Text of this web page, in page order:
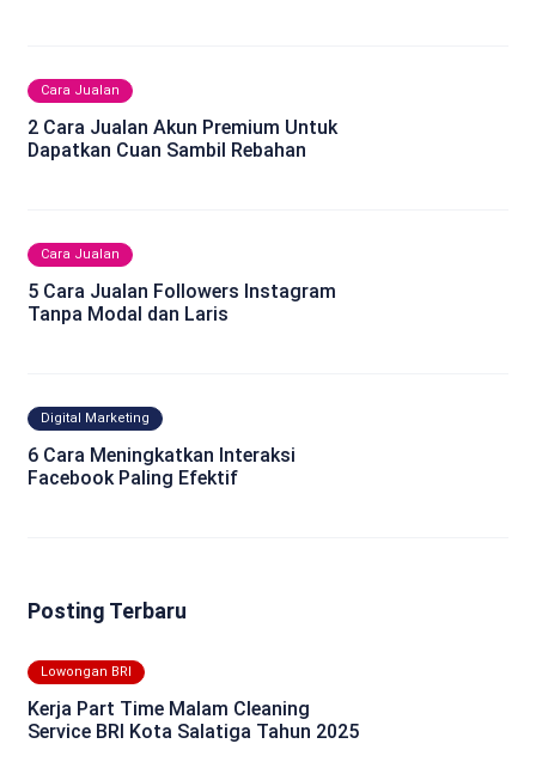
Cara Jualan
2 Cara Jualan Akun Premium Untuk
Dapatkan Cuan Sambil Rebahan
Cara Jualan
5 Cara Jualan Followers Instagram
Tanpa Modal dan Laris
Digital Marketing
6 Cara Meningkatkan Interaksi
Facebook Paling Efektif
Posting Terbaru
Lowongan BRI
Kerja Part Time Malam Cleaning
Service BRI Kota Salatiga Tahun 2025